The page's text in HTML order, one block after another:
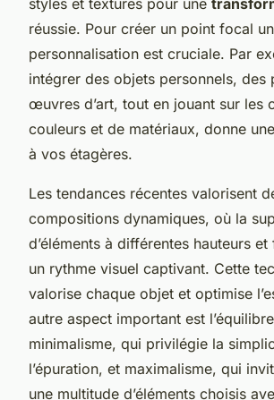
réussie. Pour créer un point focal
personnalisation est cruciale. Par
intégrer des objets personnels, des
œuvres d’art, tout en jouant sur les
couleurs et de matériaux, donne
à vos étagères.
Les tendances récentes valorisent
compositions dynamiques, où la
d’éléments à différentes hauteurs
un rythme visuel captivant. Cette
valorise chaque objet et optimise
autre aspect important est
minimalisme, qui privilégie la
l’épuration, et maximalisme, qui
une multitude d’éléments choisis